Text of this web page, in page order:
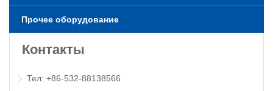
Прочее оборудование
Контакты
Тел: +86-532-88138566